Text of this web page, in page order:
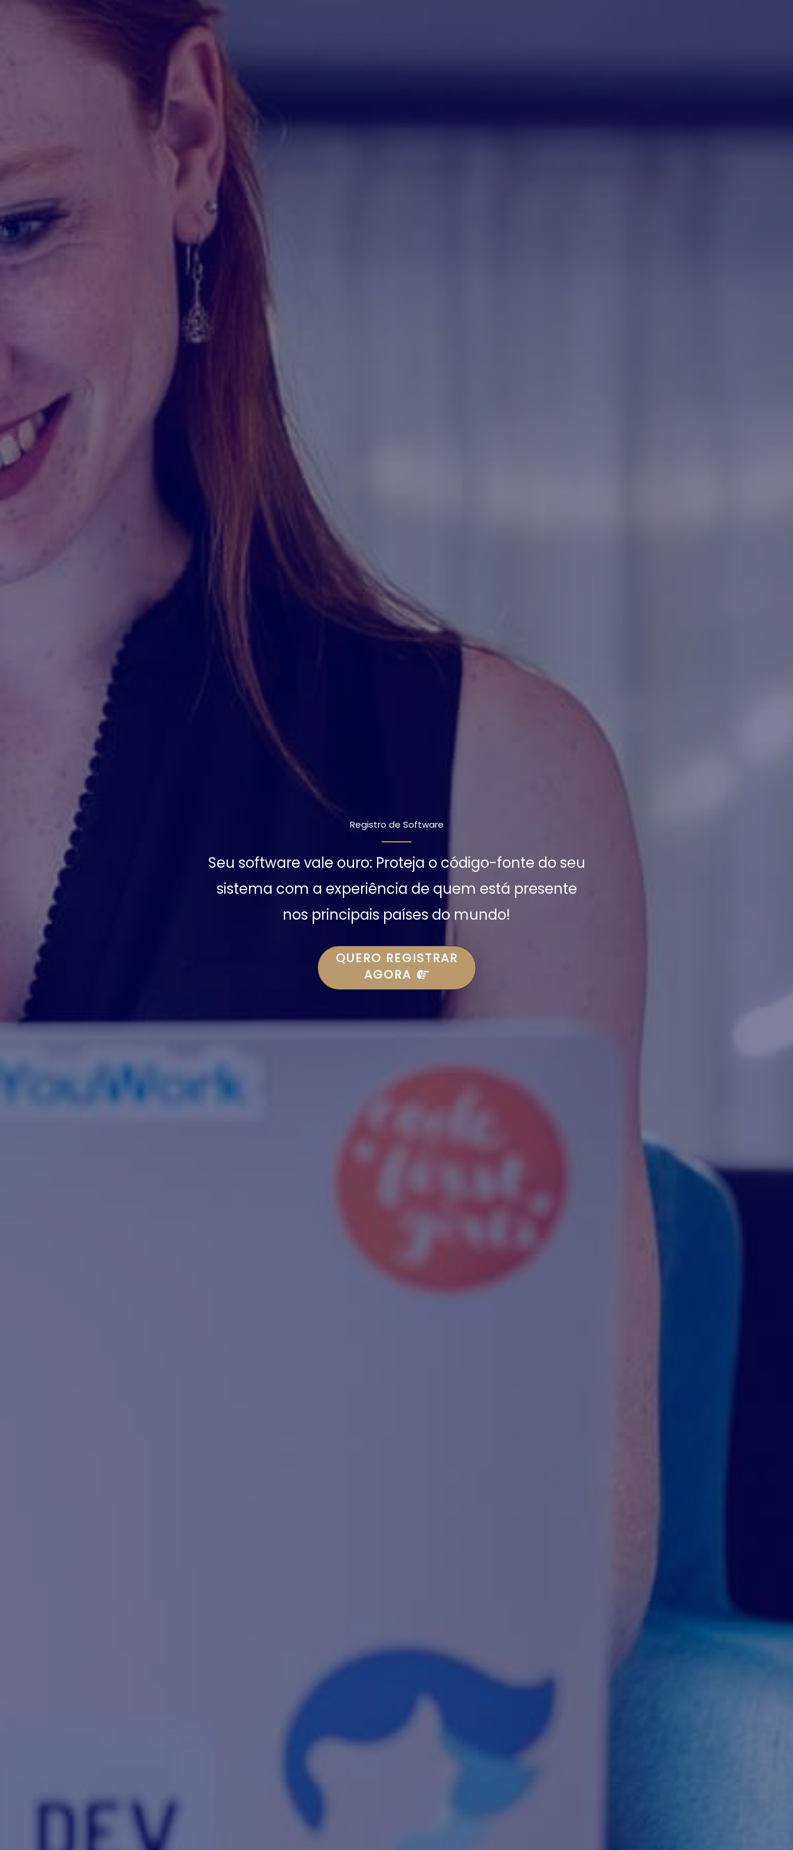
Registro de Software
Seu software vale ouro: Proteja o código-fonte do seu
sistema com a experiência de quem está presente
nos principais países do mundo!
QUERO REGISTRAR
AGORA